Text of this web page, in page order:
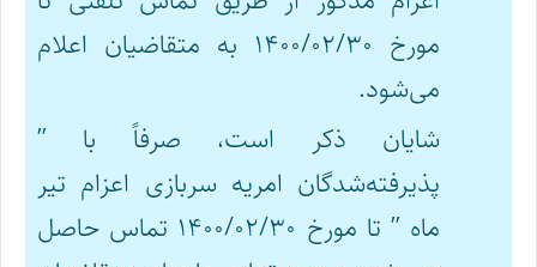
مورخ ۱۴۰۰/۰۲/۳۰ به متقاضیان اعلام
می‌شود.
شایان ذکر است، صرفاً با ”
پذیرفته‌شدگان امریه سربازی اعزام تیر
ماه ” تا مورخ ۱۴۰۰/۰۲/۳۰ تماس حاصل